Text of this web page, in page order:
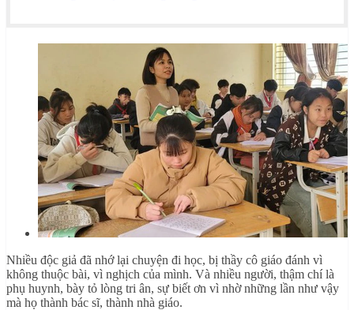
Nhiều độc giả đã nhớ lại chuyện đi học, bị thầy cô giáo đánh vì
không thuộc bài, vì nghịch của mình. Và nhiều người, thậm chí là
phụ huynh, bày tỏ lòng tri ân, sự biết ơn vì nhờ những lần như vậy
mà họ thành bác sĩ, thành nhà giáo.